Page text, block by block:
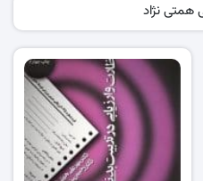
همتی نژاد